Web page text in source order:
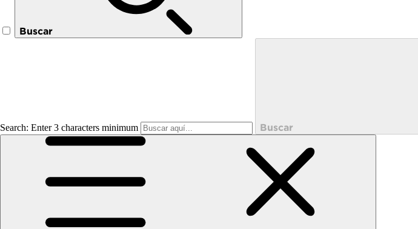
Buscar
Search: Enter 3 characters minimum Buscar